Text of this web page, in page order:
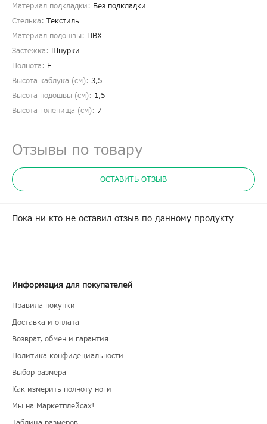
Материал подкладки: Без подкладки
Стелька: Текстиль
Материал подошвы: ПВХ
Застёжка: Шнурки
Полнота: F
Высота каблука (см): 3,5
Высота подошвы (см): 1,5
Высота голенища (cм): 7
Отзывы по товару
ОСТАВИТЬ ОТЗЫВ
Пока ни кто не оставил отзыв по данному продукту
Информация для покупателей
Правила покупки
Доставка и оплата
Возврат, обмен и гарантия
Политика конфидециальности
Выбор размера
Как измерить полноту ноги
Мы на Маркетплейсах!